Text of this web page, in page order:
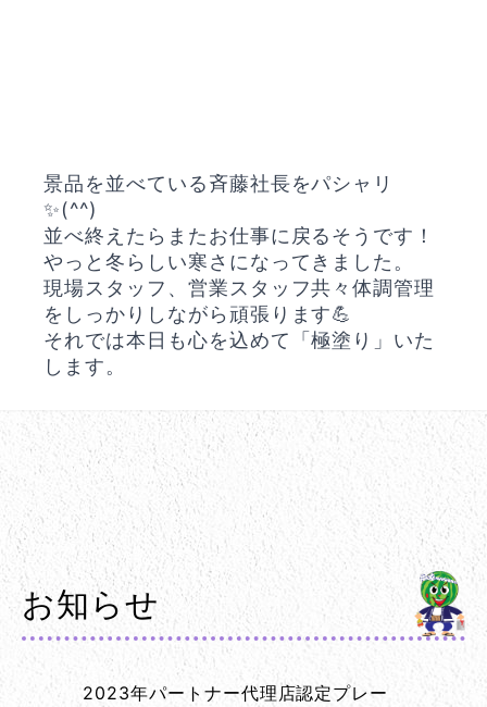
景品を並べている斉藤社長をパシャリ
✨(^^)
並べ終えたらまたお仕事に戻るそうです！
やっと冬らしい寒さになってきました。
現場スタッフ、営業スタッフ共々体調管理
をしっかりしながら頑張ります💪
それでは本日も心を込めて「極塗り」いた
します。
お知らせ
2023年パートナー代理店認定プレー